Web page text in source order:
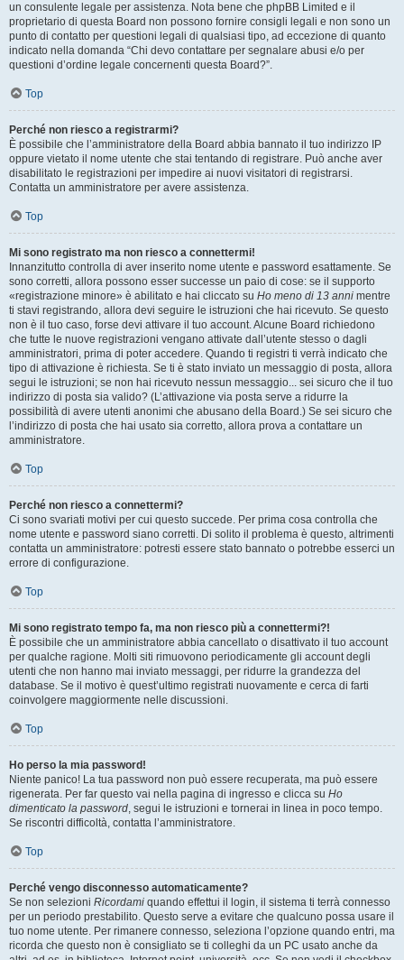
un consulente legale per assistenza. Nota bene che phpBB Limited e il
proprietario di questa Board non possono fornire consigli legali e non sono un
punto di contatto per questioni legali di qualsiasi tipo, ad eccezione di quanto
indicato nella domanda “Chi devo contattare per segnalare abusi e/o per
questioni d’ordine legale concernenti questa Board?”.
Top
Perché non riesco a registrarmi?
È possibile che l’amministratore della Board abbia bannato il tuo indirizzo IP
oppure vietato il nome utente che stai tentando di registrare. Può anche aver
disabilitato le registrazioni per impedire ai nuovi visitatori di registrarsi.
Contatta un amministratore per avere assistenza.
Top
Mi sono registrato ma non riesco a connettermi!
Innanzitutto controlla di aver inserito nome utente e password esattamente. Se
sono corretti, allora possono esser successe un paio di cose: se il supporto
«registrazione minore» è abilitato e hai cliccato su Ho meno di 13 anni mentre
ti stavi registrando, allora devi seguire le istruzioni che hai ricevuto. Se questo
non è il tuo caso, forse devi attivare il tuo account. Alcune Board richiedono
che tutte le nuove registrazioni vengano attivate dall’utente stesso o dagli
amministratori, prima di poter accedere. Quando ti registri ti verrà indicato che
tipo di attivazione è richiesta. Se ti è stato inviato un messaggio di posta, allora
segui le istruzioni; se non hai ricevuto nessun messaggio... sei sicuro che il tuo
indirizzo di posta sia valido? (L’attivazione via posta serve a ridurre la
possibilità di avere utenti anonimi che abusano della Board.) Se sei sicuro che
l’indirizzo di posta che hai usato sia corretto, allora prova a contattare un
amministratore.
Top
Perché non riesco a connettermi?
Ci sono svariati motivi per cui questo succede. Per prima cosa controlla che
nome utente e password siano corretti. Di solito il problema è questo, altrimenti
contatta un amministratore: potresti essere stato bannato o potrebbe esserci un
errore di configurazione.
Top
Mi sono registrato tempo fa, ma non riesco più a connettermi?!
È possibile che un amministratore abbia cancellato o disattivato il tuo account
per qualche ragione. Molti siti rimuovono periodicamente gli account degli
utenti che non hanno mai inviato messaggi, per ridurre la grandezza del
database. Se il motivo è quest’ultimo registrati nuovamente e cerca di farti
coinvolgere maggiormente nelle discussioni.
Top
Ho perso la mia password!
Niente panico! La tua password non può essere recuperata, ma può essere
rigenerata. Per far questo vai nella pagina di ingresso e clicca su Ho
dimenticato la password, segui le istruzioni e tornerai in linea in poco tempo.
Se riscontri difficoltà, contatta l’amministratore.
Top
Perché vengo disconnesso automaticamente?
Se non selezioni Ricordami quando effettui il login, il sistema ti terrà connesso
per un periodo prestabilito. Questo serve a evitare che qualcuno possa usare il
tuo nome utente. Per rimanere connesso, seleziona l’opzione quando entri, ma
ricorda che questo non è consigliato se ti colleghi da un PC usato anche da